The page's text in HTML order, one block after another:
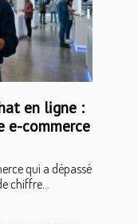
en ligne :
e-commerce
qui a dépassé
chiffre...